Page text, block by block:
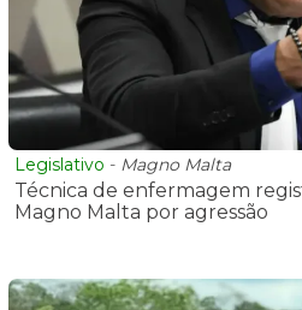
Legislativo - Magno Malta
Técnica de enfermagem
Magno Malta por agressão